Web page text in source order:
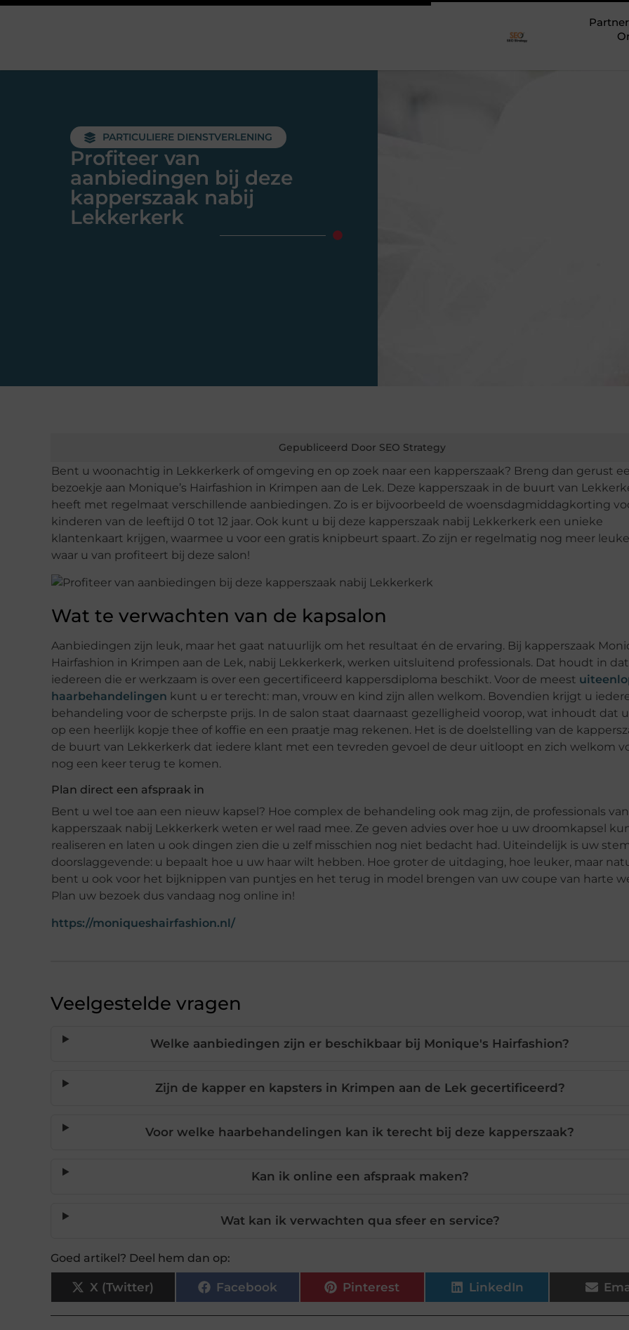
PARTICULIERE DIENSTVERLENING
Profiteer van
aanbiedingen bij deze
kapperszaak nabij
Lekkerkerk
Gepubliceerd Door SEO Strategy
Bent u woonachtig in Lekkerkerk of omgeving en op zoek naar een kapperszaak? Breng dan gerust
bezoekje aan Monique’s Hairfashion in Krimpen aan de Lek. Deze kapperszaak in de buurt van
heeft met regelmaat verschillende aanbiedingen. Zo is er bijvoorbeeld de woensdagmiddagkorting
kinderen van de leeftijd 0 tot 12 jaar. Ook kunt u bij deze kapperszaak nabij Lekkerkerk een unieke
klantenkaart krijgen, waarmee u voor een gratis knipbeurt spaart. Zo zijn er regelmatig nog meer
waar u van profiteert bij deze salon!
Wat te verwachten van de kapsalon
Aanbiedingen zijn leuk, maar het gaat natuurlijk om het resultaat én de ervaring. Bij kapperszaak
Hairfashion in Krimpen aan de Lek, nabij Lekkerkerk, werken uitsluitend professionals. Dat houdt in dat
iedereen die er werkzaam is over een gecertificeerd kappersdiploma beschikt. Voor de meest
haarbehandelingen kunt u er terecht: man, vrouw en kind zijn allen welkom. Bovendien krijgt u
behandeling voor de scherpste prijs. In de salon staat daarnaast gezelligheid voorop, wat inhoudt dat
op een heerlijk kopje thee of koffie en een praatje mag rekenen. Het is de doelstelling van de
de buurt van Lekkerkerk dat iedere klant met een tevreden gevoel de deur uitloopt en zich welkom
nog een keer terug te komen.
Plan direct een afspraak in
Bent u wel toe aan een nieuw kapsel? Hoe complex de behandeling ook mag zijn, de professionals
kapperszaak nabij Lekkerkerk weten er wel raad mee. Ze geven advies over hoe u uw droomkapsel
realiseren en laten u ook dingen zien die u zelf misschien nog niet bedacht had. Uiteindelijk is uw
doorslaggevende: u bepaalt hoe u uw haar wilt hebben. Hoe groter de uitdaging, hoe leuker, maar
bent u ook voor het bijknippen van puntjes en het terug in model brengen van uw coupe van harte
Plan uw bezoek dus vandaag nog online in!
https://moniqueshairfashion.nl/
Veelgestelde vragen
Welke aanbiedingen zijn er beschikbaar bij Monique's Hairfashion?
Zijn de kapper en kapsters in Krimpen aan de Lek gecertificeerd?
Voor welke haarbehandelingen kan ik terecht bij deze kapperszaak?
Kan ik online een afspraak maken?
Wat kan ik verwachten qua sfeer en service?
Goed artikel? Deel hem dan op:
X (Twitter) Facebook Pinterest LinkedIn